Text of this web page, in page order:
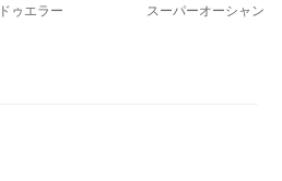
ゥエラー
スーパーオーシャン